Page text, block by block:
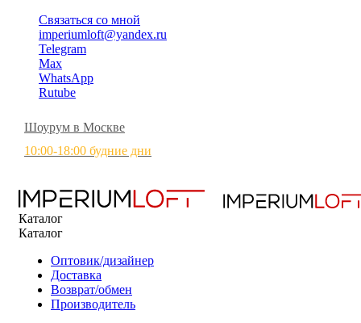
Связаться со мной
imperiumloft@yandex.ru
Telegram
Max
WhatsApp
Rutube
Шоурум в Москве
10:00-18:00 будние дни
Каталог
Каталог
Оптовик/дизайнер
Доставка
Возврат/обмен
Производитель